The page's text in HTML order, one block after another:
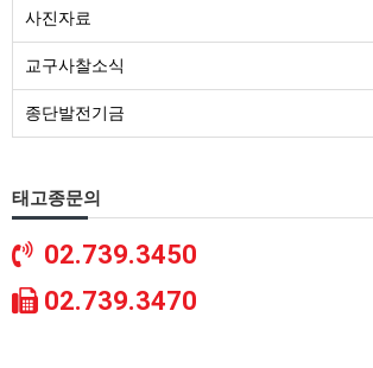
사진자료
교구사찰소식
종단발전기금
태고종문의
02.739.3450
02.739.3470